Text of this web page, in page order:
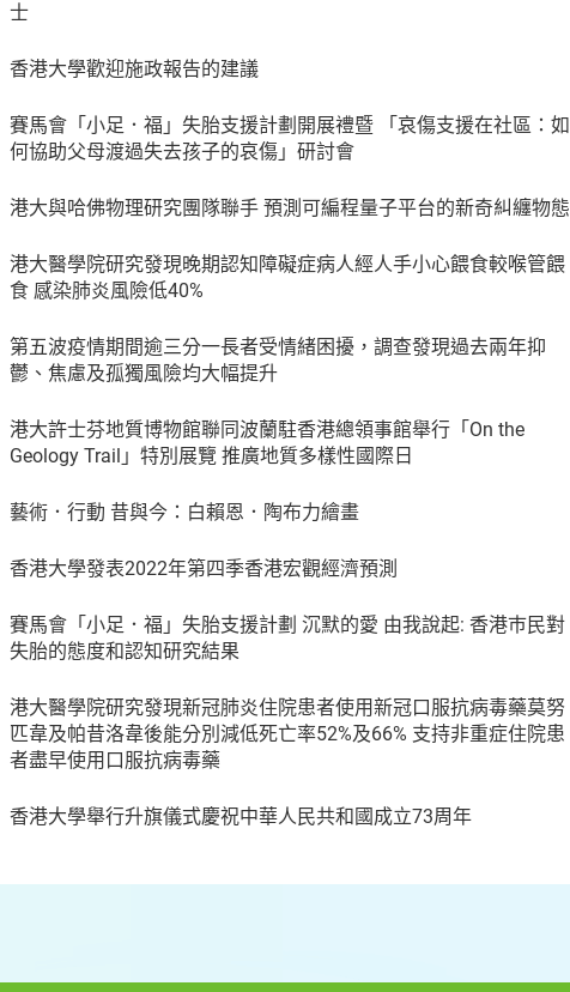
士
香港大學歡迎施政報告的建議
賽馬會「小足．福」失胎支援計劃開展禮暨 「哀傷支援在社區：如
何協助父母渡過失去孩子的哀傷」研討會
港大與哈佛物理研究團隊聯手 預測可編程量子平台的新奇糾纏物態
港大醫學院研究發現晚期認知障礙症病人經人手小心餵食較喉管餵
食 感染肺炎風險低40%
第五波疫情期間逾三分一長者受情緒困擾，調查發現過去兩年抑
鬱、焦慮及孤獨風險均大幅提升
港大許士芬地質博物館聯同波蘭駐香港總領事館舉行「On the
Geology Trail」特別展覽 推廣地質多樣性國際日
藝術．行動 昔與今：白賴恩．陶布力繪畫
香港大學發表2022年第四季香港宏觀經濟預測
賽馬會「小足．福」失胎支援計劃 沉默的愛 由我說起: 香港巿民對
失胎的態度和認知研究結果
港⼤醫學院研究發現新冠肺炎住院患者使用新冠口服抗病毒藥莫努
匹韋及帕昔洛韋後能分別減低死亡率52%及66% 支持非重症住院患
者盡早使用口服抗病毒藥
香港大學舉行升旗儀式慶祝中華人民共和國成立73周年